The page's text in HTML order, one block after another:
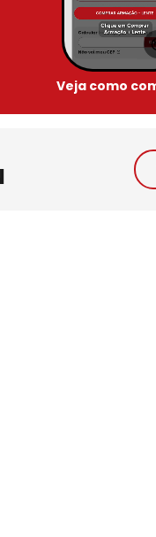
Veja como